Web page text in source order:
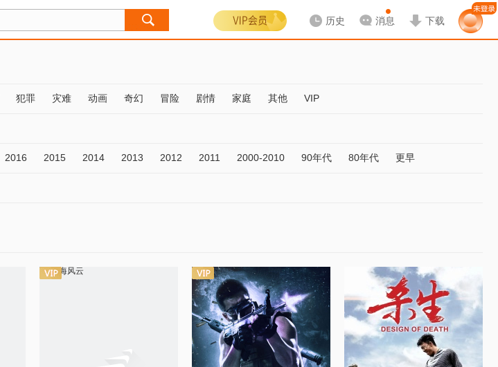
历史 消息 下载
犯罪 灾难 动画 奇幻 冒险 剧情 家庭 其他 VIP
2016 2015 2014 2013 2012 2011 2000-2010 90年代 80年代 更早